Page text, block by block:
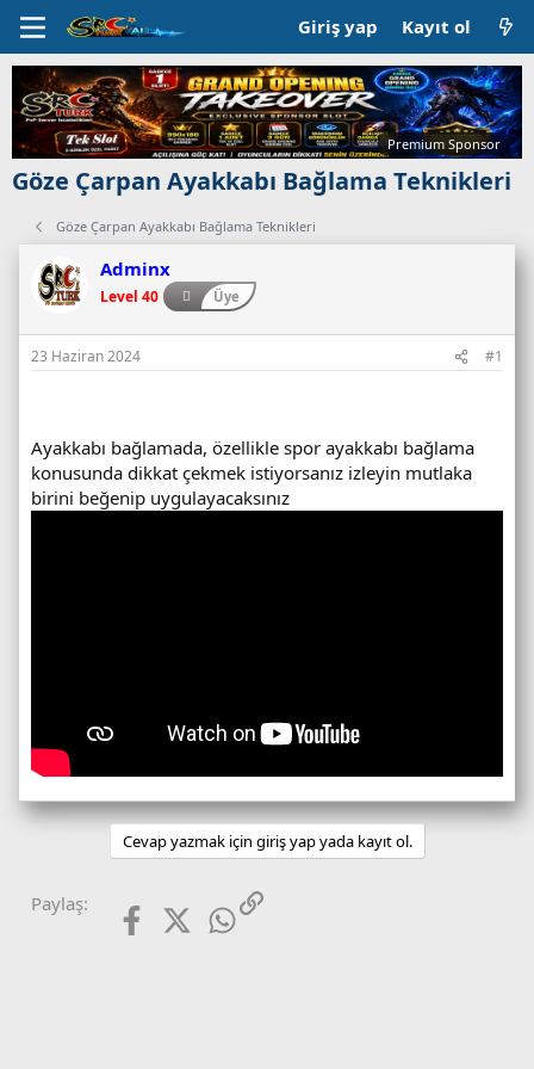
Giriş yap Kayıt ol
Premium Sponsor
Göze Çarpan Ayakkabı Bağlama Teknikleri
Göze Çarpan Ayakkabı Bağlama Teknikleri
Adminx
Level 40 Üye
23 Haziran 2024 #1
Ayakkabı bağlamada, özellikle spor ayakkabı bağlama
konusunda dikkat çekmek istiyorsanız izleyin mutlaka
birini beğenip uygulayacaksınız
Cevap yazmak için giriş yap yada kayıt ol.
Paylaş: FacebookX (Twitter)WhatsApp
Link